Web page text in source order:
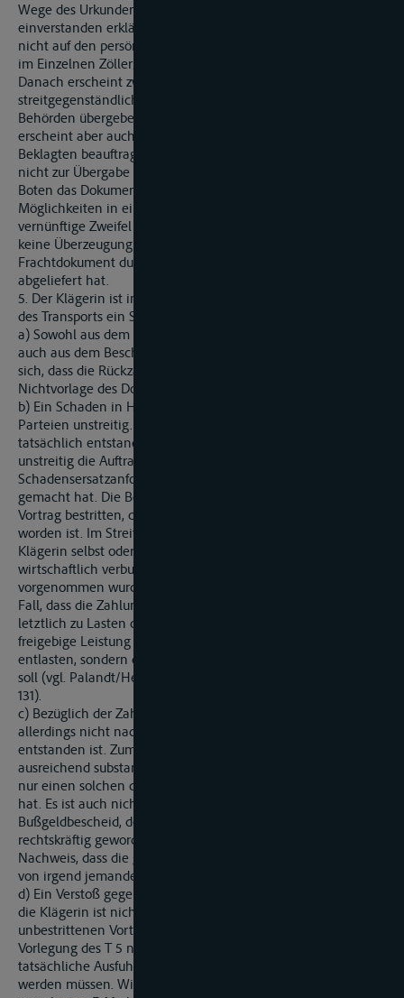
Wege des Urkundenbeweises haben sich alle Beteiligten
einverstanden erklärt. Für die Bewertung der Aussage kam es
nicht auf den persönlichen Eindruck des Zeugen an (vgl. dazu
im Einzelnen Zöller/Greger, 26. Aufl., § 373 ZPO Rn. 9).
Danach erscheint zwar möglich, dass das
streitgegenständliche T5- Dokument den belgischen
Behörden übergeben wurde und dort verloren ging. Ebenso
erscheint aber auch denkbar, dass dieser Verlust in der von der
Beklagten beauftragten Firma B eintrat, es also entweder gar
nicht zur Übergabe an einen Boten kam oder aber bei dem
Boten das Dokument abhanden kam. Da keine dieser
Möglichkeiten in einer Weise überzeugender erscheint, dass
vernünftige Zweifel ausgeschlossen waren, konnte der Senat
keine Überzeugung davon gewinnen, dass die Beklagte das
Frachtdokument durch die Firma B ordnungsgemäß
abgeliefert hat.
5. Der Klägerin ist in Höhe der Zahlung an die Auftraggeberin
des Transports ein Schaden entstanden.
a) Sowohl aus dem Bescheid der belgischen Zollbehörden wie
auch aus dem Bescheid des Hauptzollamtes Hamburg ergibt
sich, dass die Rückzahlungspflicht der Auffraggeberin auf der
Nichtvorlage des Dokuments T 5 beruhte.
b) Ein Schaden in Höhe von 38.33,91 € ist zwischen den
Parteien unstreitig. Der Schaden ist auch bei der Klägerin
tatsächlich entstanden. Dies ergibt sieh bereits daraus, dass
unstreitig die Auftraggeberin eine entsprechende
Schadensersatzanforderung gegenüber der Klägerin geltend
gemacht hat. Die Beklagte hat auch nicht den klägerischen
Vortrag bestritten, dass die Schadensersatzforderung erfüllt
worden ist. Im Streit steht lediglich, ob die Zahlung durch die
Klägerin selbst oder durch eine mit ihr im Konzernverbund
wirtschaftlich verbundene andere juristische Person
vorgenommen wurde. Selbst für den eher unwahrscheinlichen
Fall, dass die Zahlung nicht durch interne Verrechnungen
letztlich zu Lasten der Klägerin geht, handelt es sich um eine
freigebige Leistung Dritter, die nicht den Ersatzpflichtigen
entlasten, sondern dem Ersatzberechtigten zugute kommen
soll (vgl. Palandt/Heinrichs, 66. Aufl., Vorb v. § 249 BGB Rn.
131).
c) Bezüglich der Zahlung einer Geldbuße hat die Klägerin
allerdings nicht nachgewiesen, dass ihr ein Schaden
entstanden ist. Zum einen ist bereits zweifelhaft, ob sie
ausreichend substantiiert einen eigenen Schaden und nicht
nur einen solchen der niederländischen Tochter dargelegt
hat. Es ist auch nicht nachgewiesen, dass der vorgelegte
Bußgeldbescheid, der den Seetransport betrifft, tatsächlich
rechtskräftig geworden ist. Vor allem fehlt es jedoch an einem
Nachweis, dass die geltend gemachte Geldbuße tatsächlich
von irgend jemandem bezahlt worden ist.
d) Ein Verstoß gegen die Schadensminderungspflicht durch
die Klägerin ist nicht ersichtlich. Nach dem insoweit
unbestrittenen Vortrag der Klägerin war eine nachträgliche
Vorlegung des T 5 nicht mehr möglich. Dazu hätte die
tatsächliche Ausfuhr des Käses nach Kuba nachgewiesen
werden müssen. Wie sich aus der von der Klägerin